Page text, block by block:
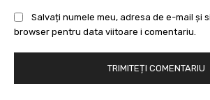
Salvați numele meu, adresa de e-mail și
browser pentru data viitoare i comentariu.